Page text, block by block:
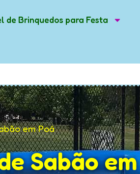
de Brinquedos para Festa
em Poá
Sabão em